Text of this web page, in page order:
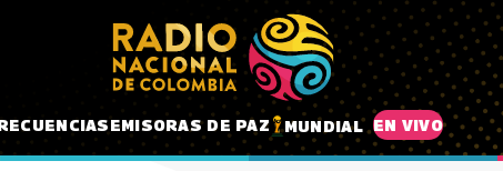
EMISORAS DE PAZ MUNDIAL EN VIVO